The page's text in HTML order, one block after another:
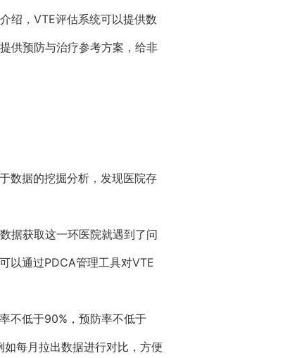
绍，VTE评估系统可以提供数
供预防与治疗参考方案，给非
数据的挖掘分析，发现医院存
据获取这一环医院就遇到了问
以通过PDCA管理工具对VTE
不低于90%，预防率不低于
每月拉出数据进行对比，方便